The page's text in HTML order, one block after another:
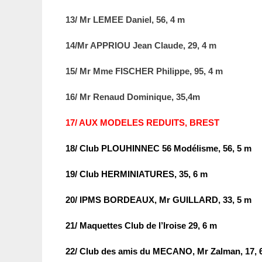
13/ Mr LEMEE Daniel, 56, 4 m
14/Mr APPRIOU Jean Claude, 29, 4 m
15/ Mr Mme FISCHER Philippe, 95, 4 m
16/ Mr Renaud Dominique, 35,4m
17/ AUX MODELES REDUITS, BREST
18/ Club PLOUHINNEC 56 Modélisme, 56, 5 m
19/ Club HERMINIATURES, 35, 6 m
20/ IPMS BORDEAUX, Mr GUILLARD, 33, 5 m
21/ Maquettes Club de l’Iroise 29, 6 m
22/ Club des amis du MECANO, Mr Zalman, 17,